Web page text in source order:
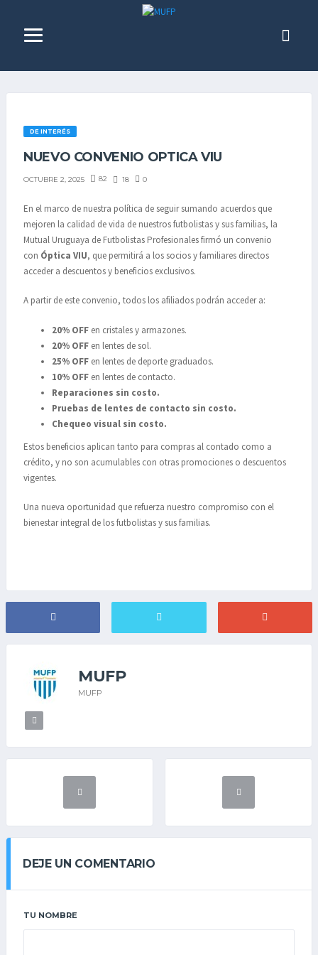
DE INTERÉS
NUEVO CONVENIO OPTICA VIU
OCTUBRE 2, 2025 82 18 0
En el marco de nuestra política de seguir sumando acuerdos que
mejoren la calidad de vida de nuestros futbolistas y sus familias, la
Mutual Uruguaya de Futbolistas Profesionales firmó un convenio
con Óptica VIU, que permitirá a los socios y familiares directos
acceder a descuentos y beneficios exclusivos.
A partir de este convenio, todos los afiliados podrán acceder a:
20% OFF en cristales y armazones.
20% OFF en lentes de sol.
25% OFF en lentes de deporte graduados.
10% OFF en lentes de contacto.
Reparaciones sin costo.
Pruebas de lentes de contacto sin costo.
Chequeo visual sin costo.
Estos beneficios aplican tanto para compras al contado como a
crédito, y no son acumulables con otras promociones o descuentos
vigentes.
Una nueva oportunidad que refuerza nuestro compromiso con el
bienestar integral de los futbolistas y sus familias.
MUFP
MUFP
DEJE UN COMENTARIO
TU NOMBRE